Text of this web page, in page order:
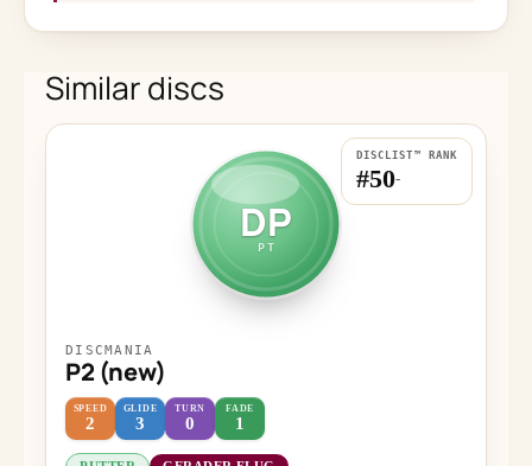
Similar discs
DP
PT
DISCLIST™ RANK
#50-
DISCMANIA
P2 (new)
SPEED
2
GLIDE
3
TURN
0
FADE
1